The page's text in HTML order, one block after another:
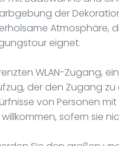
der
Atmosphäre,
eignet.
WLAN-Zugang,
der den Zugang zu
von Personen
sofern sie